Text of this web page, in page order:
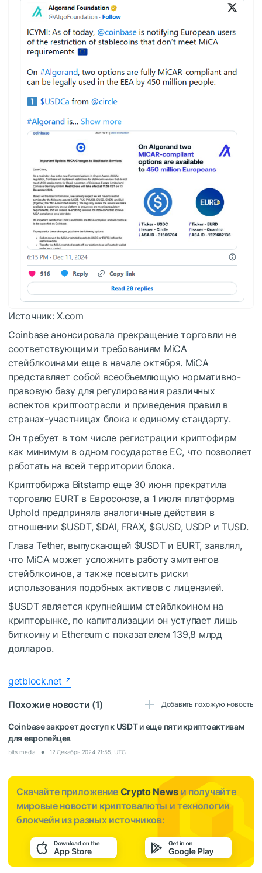
Источник: X.com
Coinbase анонсировала прекращение торговли не
соответствующими требованиям MiCA
стейблкоинами еще в начале октября. MiCA
представляет собой всеобъемлющую нормативно-
правовую базу для регулирования различных
аспектов криптоотрасли и приведения правил в
странах-участницах блока к единому стандарту.
Он требует в том числе регистрации криптофирм
как минимум в одном государстве ЕС, что позволяет
работать на всей территории блока.
Криптобиржа Bitstamp еще 30 июня прекратила
торговлю EURT в Евросоюзе, а 1 июля платформа
Uphold предприняла аналогичные действия в
отношении $USDT, $DAI, FRAX, $GUSD, USDP и TUSD.
Глава Tether, выпускающей $USDTи EURT, заявлял,
что MiCA может усложнить работу эмитентов
стейблкоинов, а также повысить риски
использования подобных активов с лицензией.
$USDTявляется крупнейшим стейблкоином на
крипторынке, по капитализации он уступает лишь
биткоину и Ethereum с показателем 139,8 млрд
долларов.
getblock.net
Похожие новости (1)
Добавить похожую новость
Coinbase закроет доступ к USDT и еще пяти криптоактивам
для европейцев
bits.media 12 Декабрь 2024 21:55, UTC
Скачайте приложение Crypto News и получайте
мировые новости криптовалюты и технологии
блокчейн из разных источников: